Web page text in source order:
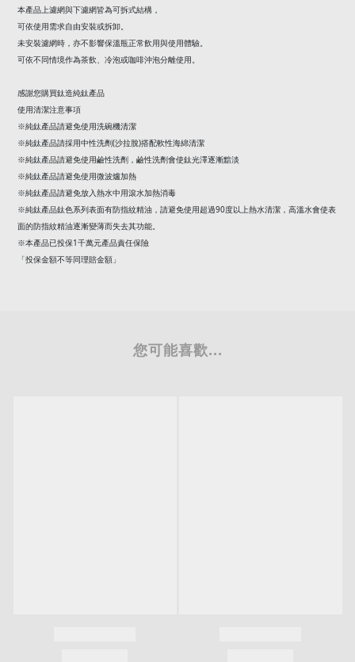
本產品上濾網與下濾網皆為可拆式結構，
可依使用需求自由安裝或拆卸。
未安裝濾網時，亦不影響保溫瓶正常飲用與使用體驗。
可依不同情境作為茶飲、冷泡或咖啡沖泡分離使用。
感謝您購買鈦造純鈦產品
使用清潔注意事項
※純鈦產品請避免使用洗碗機清潔
※純鈦產品請採用中性洗劑(沙拉脫)搭配軟性海綿清潔
※純鈦產品請避免使用鹼性洗劑，鹼性洗劑會使鈦光澤逐漸黯淡
※純鈦產品請避免使用微波爐加熱
※純鈦產品請避免放入熱水中用滾水加熱消毒
※純鈦產品鈦色系列表面有防指紋精油，請避免使用超過90度以上熱水清潔，高溫水會使表
面的防指紋精油逐漸變薄而失去其功能。
※本產品已投保1千萬元產品責任保險
「投保金額不等同理賠金額」
您可能喜歡...